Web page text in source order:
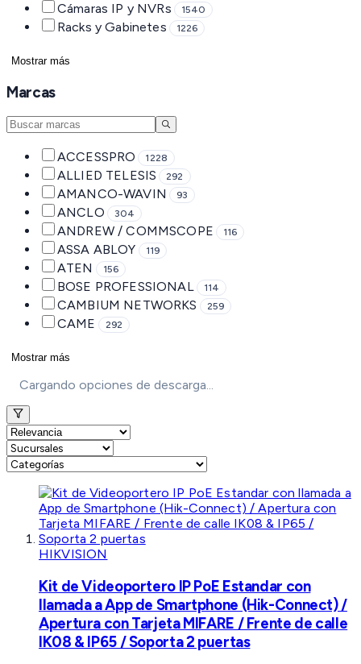
Cámaras IP y NVRs 1540
Racks y Gabinetes 1226
Mostrar más
Marcas
ACCESSPRO 1228
ALLIED TELESIS 292
AMANCO-WAVIN 93
ANCLO 304
ANDREW / COMMSCOPE 116
ASSA ABLOY 119
ATEN 156
BOSE PROFESSIONAL 114
CAMBIUM NETWORKS 259
CAME 292
Mostrar más
Cargando opciones de descarga...
HIKVISION
Kit de Videoportero IP PoE Estandar con
llamada a App de Smartphone (Hik-Connect) /
Apertura con Tarjeta MIFARE / Frente de calle
IK08 & IP65 / Soporta 2 puertas